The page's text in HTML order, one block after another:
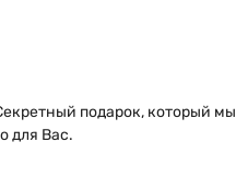
подарок, который мы
для Вас.